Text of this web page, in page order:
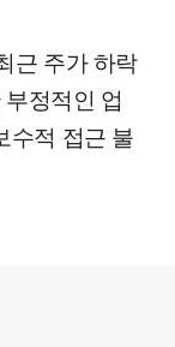
근 주가 하락
정적인 업
수적 접근 불